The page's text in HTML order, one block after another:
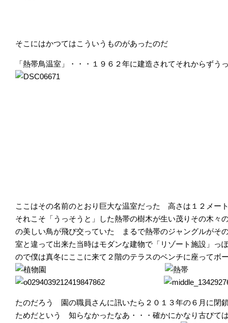
そこにはかつてはこういうものがあったのだ
「熱帯鳥温室」・・・１９６２年に建造されてそれからずう
ここはその名前のとおり巨大な温室だった 高さは１２メー
それこそ「うっそうと」した熱帯の樹木が生い茂りその木々
の美しい鳥が飛び交っていた まるで熱帯のジャングルがそ
室と違って出来た当時はモダンな建物で「リゾート施設」
ので僕は真冬にここに来て２階のテラスのベンチに座ってボ
たのだろう 園の職員さんに訊いたら２０１３年の６月に閉
ためだという 知らなかったなあ・・・確かにかなり古びて